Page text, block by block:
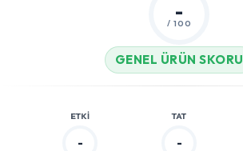
-
/ 100
GENEL ÜRÜN SKORU
ETKI
-
TAT
-